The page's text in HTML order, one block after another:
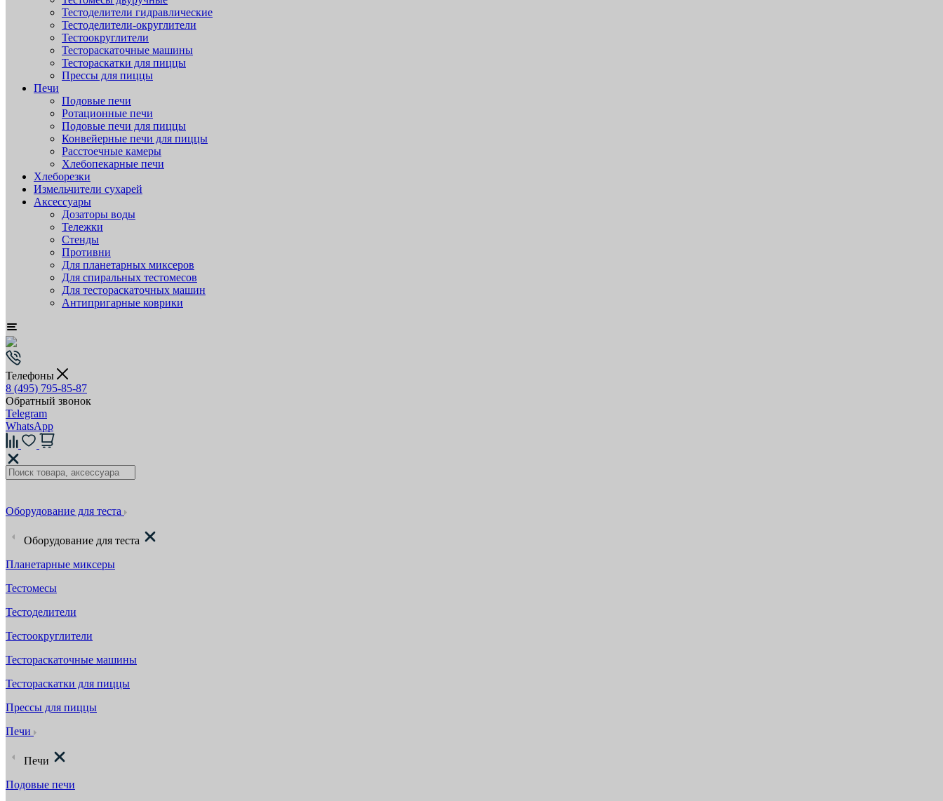
Тестоделители гидравлические
Тестоделители-округлители
Тестоокруглители
Тестораскаточные машины
Тестораскатки для пиццы
Прессы для пиццы
Печи
Подовые печи
Ротационные печи
Подовые печи для пиццы
Конвейерные печи для пиццы
Расстоечные камеры
Хлебопекарные печи
Хлеборезки
Измельчители сухарей
Аксессуары
Дозаторы воды
Тележки
Стенды
Противни
Для планетарных миксеров
Для спиральных тестомесов
Для тестораскаточных машин
Антипригарные коврики
Телефоны
8 (495) 795-85-87
Обратный звонок
Telegram
WhatsApp
Оборудование для теста
Оборудование для теста
Планетарные миксеры
Тестомесы
Тестоделители
Тестоокруглители
Тестораскаточные машины
Тестораскатки для пиццы
Прессы для пиццы
Печи
Печи
Подовые печи